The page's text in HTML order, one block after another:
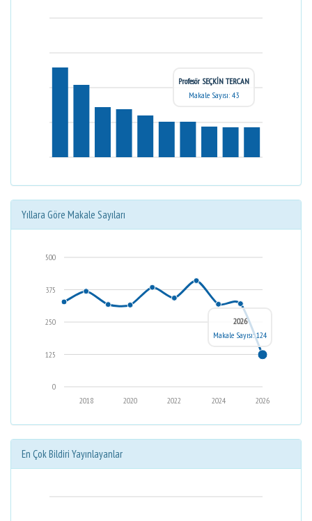
Profesör SEÇKİN TERCAN
Makale Sayısı: 43
Yıllara Göre Makale Sayıları
0
125
250
375
500
2026
2024
2022
2020
2018
2026
Makale Sayısı: 124
En Çok Bildiri Yayınlayanlar